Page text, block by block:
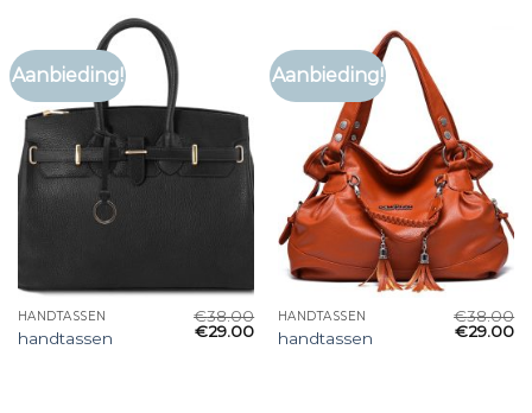
Aanbieding!
HANDTASSEN
handtassen
€38.00
€29.00
Aanbieding!
HANDTASSEN
handtassen
€38.00
€29.00